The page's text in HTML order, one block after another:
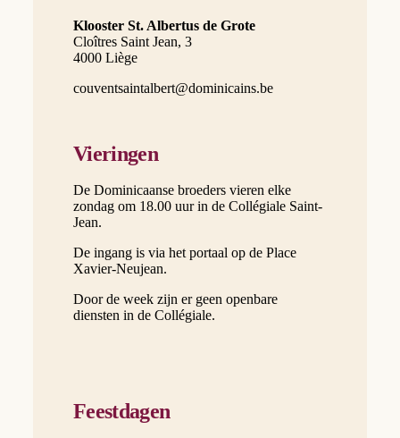
Klooster St. Albertus de Grote
Cloîtres Saint Jean, 3
4000 Liège
couventsaintalbert@dominicains.be
Vieringen
De Dominicaanse broeders vieren elke
zondag om 18.00 uur in de Collégiale Saint-
Jean.
De ingang is via het portaal op de Place
Xavier-Neujean.
Door de week zijn er geen openbare
diensten in de Collégiale.
Feestdagen